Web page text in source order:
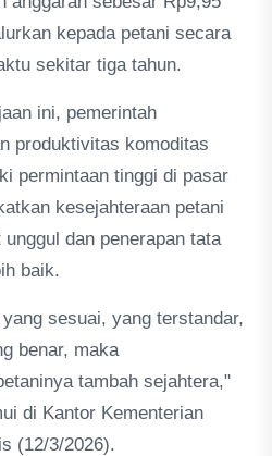
kepada petani secara
sekitar tiga tahun.
ini, pemerintah
produktivitas komoditas
permintaan tinggi di pasar
kesejahteraan petani
dan penerapan tata
baik.
sesuai, yang terstandar,
benar, maka
tambah sejahtera,"
di Kantor Kementerian
(12/3/2026).